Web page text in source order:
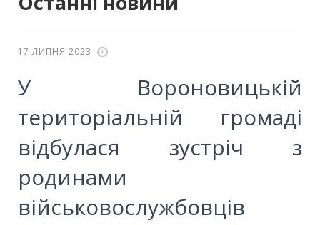
17 ЛИПНЯ 2023
У Вороновицькій
територіальній громаді
відбулася зустріч з
родинами
військовослужбовців